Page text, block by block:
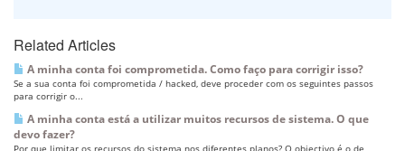
Related Articles
A minha conta foi comprometida. Como faço para corrigir isso?
Se a sua conta foi comprometida / hacked, deve proceder com os seguintes passos
para corrigir o...
A minha conta está a utilizar muitos recursos de sistema. O que
devo fazer?
Por que limitar os recursos do sistema nos diferentes planos? O objectivo é o de